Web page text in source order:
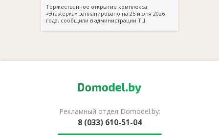
Торжественное открытие комплекса
«Этажерка» запланировано на 25 июня 2026
года, сообщили в администрации ТЦ.
Рекламный отдел Domodel.by:
8 (033) 610-51-04